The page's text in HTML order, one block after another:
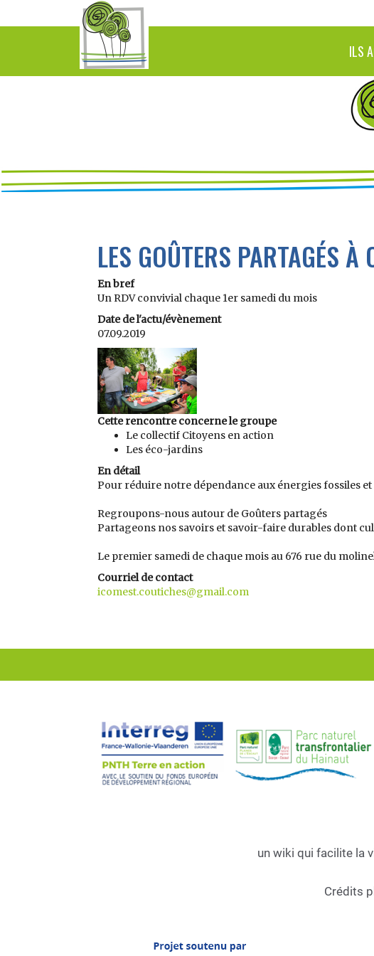
ILS
LES GOÛTERS PARTAGÉS À
En bref
Un RDV convivial chaque 1er samedi du mois
Date de l'actu/évènement
07.09.2019
Cette rencontre concerne le groupe
Le collectif Citoyens en action
Les éco-jardins
En détail
Pour réduire notre dépendance aux énergies fossiles
Regroupons-nous autour de Goûters partagés
Partageons nos savoirs et savoir-faire durables dont
Le premier samedi de chaque mois au 676 rue du
Courriel de contact
icomest.coutiches@gmail.com